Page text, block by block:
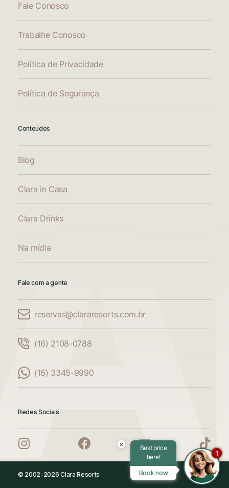
Fale Conosco
Trabalhe Conosco
Política de Privacidade
Política de Segurança
Conteúdos
Blog
Clara in Casa
Clara Drinks
Na mídia
Fale com a gente
reservas@clararesorts.com.br
(16) 2108-0788
(16) 3345-9990
Redes Sociais
© 2002-2026 Clara Resorts
Compare até 3 acomodações
comparar
comparar
Adicione mais uma acomodação para
×
Best price
here!
Book now
1